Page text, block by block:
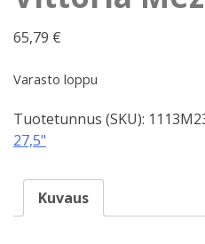
65,79 €
Varasto loppu
Tuotetunnus (SKU):
27,5"
Kuvaus